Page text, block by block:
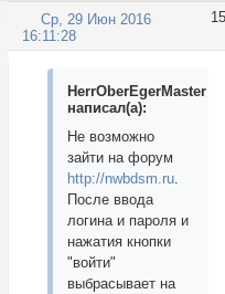
15
Ср, 29 Июн 2016
16:11:28
HerrOberEgerMaster
написал(а):
Не возможно
зайти на форум
http://nwbdsm.ru
После ввода
логина и пароля и
нажатия кнопки
"войти"
выбрасывает на